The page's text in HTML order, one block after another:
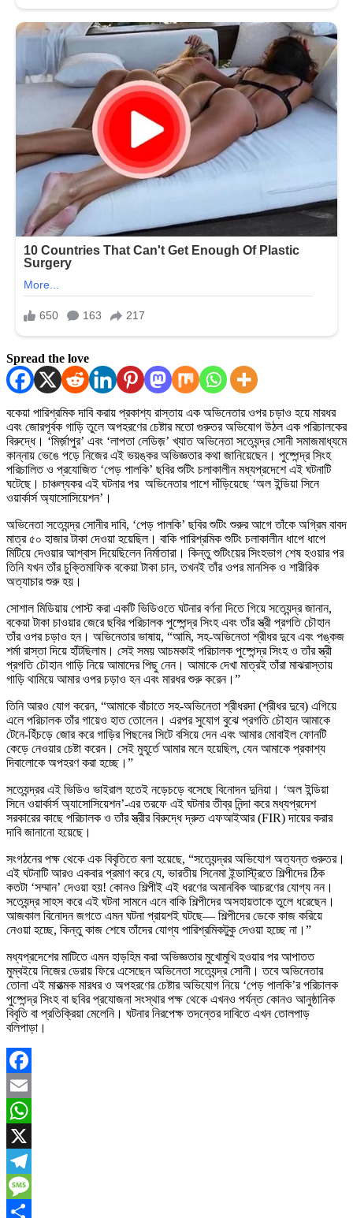
Spread the love
বকেয়া পারিশ্রমিক দাবি করায় প্রকাশ্য রাস্তায় এক অভিনেতার ওপর চড়াও হয়ে মারধর
এবং জোরপূর্বক গাড়ি তুলে অপহরণের চেষ্টার মতো গুরুতর অভিযোগ উঠল এক পরিচালকের
বিরুদ্ধে। ‘মির্জ়াপুর’ এবং ‘লাপতা লেডিজ়’ খ্যাত অভিনেতা সত্যেন্দ্র সোনী সমাজমাধ্যমে
কান্নায় ভেঙে পড়ে নিজের এই ভয়ঙ্কর অভিজ্ঞতার কথা জানিয়েছেন। পুষ্পেন্দ্র সিংহ
পরিচালিত ও প্রযোজিত ‘পেড় পালকি’ ছবির শুটিং চলাকালীন মধ্যপ্রদেশে এই ঘটনাটি
ঘটেছে। চাঞ্চল্যকর এই ঘটনার পর অভিনেতার পাশে দাঁড়িয়েছে ‘অল ইন্ডিয়া সিনে
ওয়ার্কার্স অ্যাসোসিয়েশন’।
অভিনেতা সত্যেন্দ্র সোনীর দাবি, ‘পেড় পালকি’ ছবির শুটিং শুরুর আগে তাঁকে অগ্রিম বাবদ
মাত্র ৫০ হাজার টাকা দেওয়া হয়েছিল। বাকি পারিশ্রমিক শুটিং চলাকালীন ধাপে ধাপে
মিটিয়ে দেওয়ার আশ্বাস দিয়েছিলেন নির্মাতারা। কিন্তু শুটিংয়ের সিংহভাগ শেষ হওয়ার পর
তিনি যখন তাঁর চুক্তিমাফিক বকেয়া টাকা চান, তখনই তাঁর ওপর মানসিক ও শারীরিক
অত্যাচার শুরু হয়।
সোশাল মিডিয়ায় পোস্ট করা একটি ভিডিওতে ঘটনার বর্ণনা দিতে গিয়ে সত্যেন্দ্র জানান,
বকেয়া টাকা চাওয়ার জেরে ছবির পরিচালক পুষ্পেন্দ্র সিংহ এবং তাঁর স্ত্রী প্রগতি চৌহান
তাঁর ওপর চড়াও হন। অভিনেতার ভাষায়, “আমি, সহ-অভিনেতা শ্রীধর দুবে এবং পঙ্কজ
শর্মা রাস্তা দিয়ে হাঁটছিলাম। সেই সময় আচমকাই পরিচালক পুষ্পেন্দ্র সিংহ ও তাঁর স্ত্রী
প্রগতি চৌহান গাড়ি নিয়ে আমাদের পিছু নেন। আমাকে দেখা মাত্রই তাঁরা মাঝরাস্তায়
গাড়ি থামিয়ে আমার ওপর চড়াও হন এবং মারধর শুরু করেন।”
তিনি আরও যোগ করেন, “আমাকে বাঁচাতে সহ-অভিনেতা শ্রীধরদা (শ্রীধর দুবে) এগিয়ে
এলে পরিচালক তাঁর গায়েও হাত তোলেন। এরপর সুযোগ বুঝে প্রগতি চৌহান আমাকে
টেনে-হিঁচড়ে জোর করে গাড়ির পিছনের সিটে বসিয়ে দেন এবং আমার মোবাইল ফোনটি
কেড়ে নেওয়ার চেষ্টা করেন। সেই মুহূর্তে আমার মনে হয়েছিল, যেন আমাকে প্রকাশ্য
দিবালোকে অপহরণ করা হচ্ছে।”
সত্যেন্দ্রর এই ভিডিও ভাইরাল হতেই নড়েচড়ে বসেছে বিনোদন দুনিয়া। ‘অল ইন্ডিয়া
সিনে ওয়ার্কার্স অ্যাসোসিয়েশন’-এর তরফে এই ঘটনার তীব্র নিন্দা করে মধ্যপ্রদেশ
সরকারের কাছে পরিচালক ও তাঁর স্ত্রীর বিরুদ্ধে দ্রুত এফআইআর (FIR) দায়ের করার
দাবি জানানো হয়েছে।
সংগঠনের পক্ষ থেকে এক বিবৃতিতে বলা হয়েছে, “সত্যেন্দ্রর অভিযোগ অত্যন্ত গুরুতর।
এই ঘটনাটি আরও একবার প্রমাণ করে যে, ভারতীয় সিনেমা ইন্ডাস্ট্রিতে শিল্পীদের ঠিক
কতটা ‘সম্মান’ দেওয়া হয়! কোনও শিল্পীই এই ধরণের অমানবিক আচরণের যোগ্য নন।
সত্যেন্দ্র সাহস করে এই ঘটনা সামনে এনে বাকি শিল্পীদের অসহায়তাকে তুলে ধরেছেন।
আজকাল বিনোদন জগতে এমন ঘটনা প্রায়শই ঘটছে— শিল্পীদের ডেকে কাজ করিয়ে
নেওয়া হচ্ছে, কিন্তু কাজ শেষে তাঁদের যোগ্য পারিশ্রমিকটুকু দেওয়া হচ্ছে না।”
মধ্যপ্রদেশের মাটিতে এমন হাড়হিম করা অভিজ্ঞতার মুখোমুখি হওয়ার পর আপাতত
মুম্বইয়ে নিজের ডেরায় ফিরে এসেছেন অভিনেতা সত্যেন্দ্র সোনী। তবে অভিনেতার
তোলা এই মারাত্মক মারধর ও অপহরণের চেষ্টার অভিযোগ নিয়ে ‘পেড় পালকি’র পরিচালক
পুষ্পেন্দ্র সিংহ বা ছবির প্রযোজনা সংস্থার পক্ষ থেকে এখনও পর্যন্ত কোনও আনুষ্ঠানিক
বিবৃতি বা প্রতিক্রিয়া মেলেনি। ঘটনার নিরপেক্ষ তদন্তের দাবিতে এখন তোলপাড়
বলিপাড়া।
Facebook
Email
WhatsApp
X
Telegram
Message